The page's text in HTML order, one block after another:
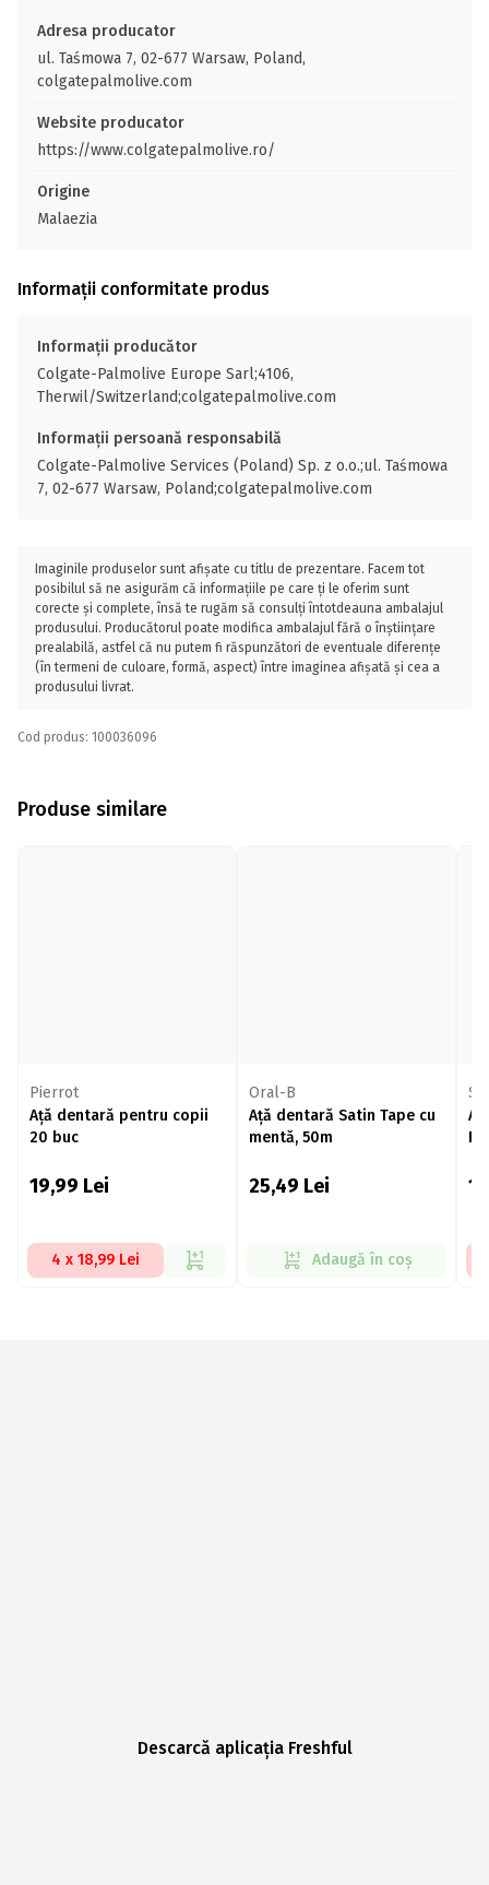
Adresa producator
ul. Taśmowa 7, 02-677 Warsaw, Poland,
colgatepalmolive.com
Website producator
https://www.colgatepalmolive.ro/
Origine
Malaezia
Informații conformitate produs
Informații producător
Colgate-Palmolive Europe Sarl;4106,
Therwil/Switzerland;colgatepalmolive.com
Informații persoană responsabilă
Colgate-Palmolive Services (Poland) Sp. z o.o.;ul. Taśmowa
7, 02-677 Warsaw, Poland;colgatepalmolive.com
Imaginile produselor sunt afișate cu titlu de prezentare. Facem tot
posibilul să ne asigurăm că informațiile pe care ți le oferim sunt
corecte și complete, însă te rugăm să consulți întotdeauna ambalajul
produsului. Producătorul poate modifica ambalajul fără o înștiințare
prealabilă, astfel că nu putem fi răspunzători de eventuale diferențe
(în termeni de culoare, formă, aspect) între imaginea afișată și cea a
produsului livrat.
Cod produs: 100036096
Produse similare
Pierrot
Ață dentară pentru copii
20 buc
19,99 Lei
4 x 18,99 Lei
Oral-B
Ață dentară Satin Tape cu
mentă, 50m
25,49 Lei
Adaugă în coș
Descarcă aplicația Freshful